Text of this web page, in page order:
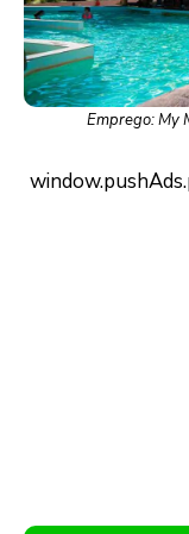
Emprego: My